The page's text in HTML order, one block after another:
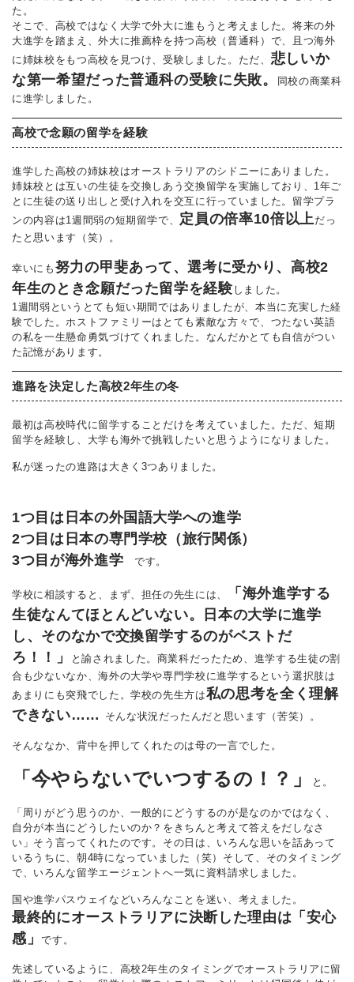
た。
そこで、高校ではなく大学で外大に進もうと考えました。将来の外
大進学を踏まえ、外大に推薦枠を持つ高校（普通科）で、且つ海外
に姉妹校をもつ高校を見つけ、受験しました。ただ、 悲しいか
な第一希望だった普通科の受験に失敗。
同校の商業科
に進学しました。
高校で念願の留学を経験
進学した高校の姉妹校はオーストラリアのシドニーにありました。
姉妹校とは互いの生徒を交換しあう交換留学を実施しており、1年ご
とに生徒の送り出しと受け入れを交互に行っていました。留学プラ
ンの内容は1週間弱の短期留学で、 定員の倍率10倍以上だっ
たと思います（笑）。
幸いにも努力の甲斐あって、選考に受かり、高校2
年生のとき念願だった留学を経験 しました。
1週間弱というとても短い期間ではありましたが、本当に充実した経
験でした。ホストファミリーはとても素敵な方々で、つたない英語
の私を一生懸命勇気づけてくれました。なんだかとても自信がつい
た記憶があります。
進路を決定した高校2年生の冬
最初は高校時代に留学することだけを考えていました。ただ、短期
留学を経験し、大学も海外で挑戦したいと思うようになりました。
私が迷ったの進路は大きく3つありました。
1つ目は日本の外国語大学への進学
2つ目は日本の専門学校（旅行関係）
3つ目が海外進学 です。
学校に相談すると、まず、担任の先生には、
「海外進学する
生徒なんてほとんどいない。日本の大学に進学
し、そのなかで交換留学するのがベストだ
ろ！！」
と諭されました。商業科だったため、進学する生徒の割
合も少ないなか、海外の大学や専門学校に進学するという選択肢は
あまりにも突飛でした。学校の先生方は私の思考を全く理解
できない……
そんな状況だったんだと思います（苦笑）。
そんななか、背中を押してくれたのは母の一言でした。
「今やらないでいつするの！？」 と。
「周りがどう思うのか、一般的にどうするのが是なのかではなく、
自分が本当にどうしたいのか？をきちんと考えて答えをだしなさ
い」そう言ってくれたのです。その日は、いろんな思いを話あって
いるうちに、朝4時になっていました（笑）そして、そのタイミング
で、いろんな留学エージェントへ一気に資料請求しました。
国や進学パスウェイなどいろんなことを迷い、考えました。
最終的にオーストラリアに決断した理由は「安心
感」です。
先述しているように、高校2年生のタイミングでオーストラリアに留